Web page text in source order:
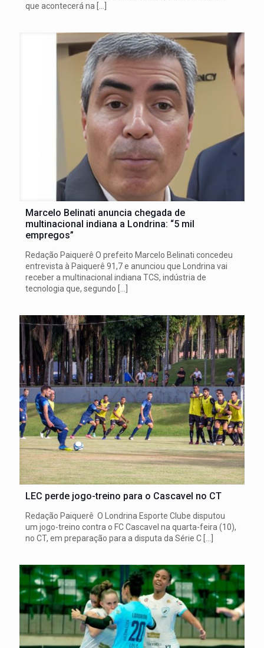
que acontecerá na […]
Marcelo Belinati anuncia chegada de
multinacional indiana a Londrina: “5 mil
empregos”
Redação Paiquerê O prefeito Marcelo Belinati concedeu
entrevista à Paiquerê 91,7 e anunciou que Londrina vai
receber a multinacional indiana TCS, indústria de
tecnologia que, segundo
LEC perde jogo-treino para o Cascavel no CT
Redação Paiquerê O Londrina Esporte Clube disputou
um jogo-treino contra o FC Cascavel na quarta-feira (10),
no CT, em preparação para a disputa da Série C […]